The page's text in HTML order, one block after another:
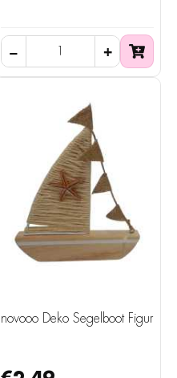
novooo Deko Segelboot Figur